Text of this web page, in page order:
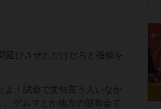
延びさせただけだろと指摘を
よ！試遊で文句言う人いなか
。ゲムマとか地方の頒布会で